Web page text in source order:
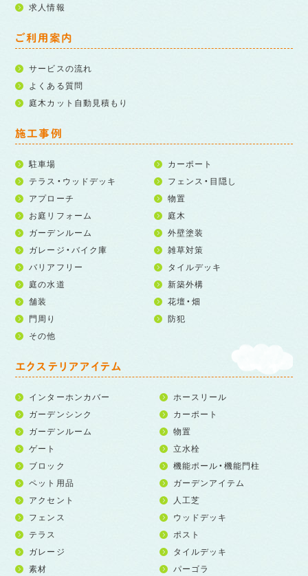
求人情報
ご利用案内
サービスの流れ
よくある質問
庭木カット自動見積もり
施工事例
駐車場
カーポート
テラス・ウッドデッキ
フェンス・目隠し
アプローチ
物置
お庭リフォーム
庭木
ガーデンルーム
外壁塗装
ガレージ・バイク庫
雑草対策
バリアフリー
タイルデッキ
庭の水道
新築外構
舗装
花壇・畑
門周り
防犯
その他
エクステリアアイテム
インターホンカバー
ホースリール
ガーデンシンク
カーポート
ガーデンルーム
物置
ゲート
立水栓
ブロック
機能ポール・機能門柱
ペット用品
ガーデンアイテム
アクセント
人工芝
フェンス
ウッドデッキ
テラス
ポスト
ガレージ
タイルデッキ
素材
パーゴラ